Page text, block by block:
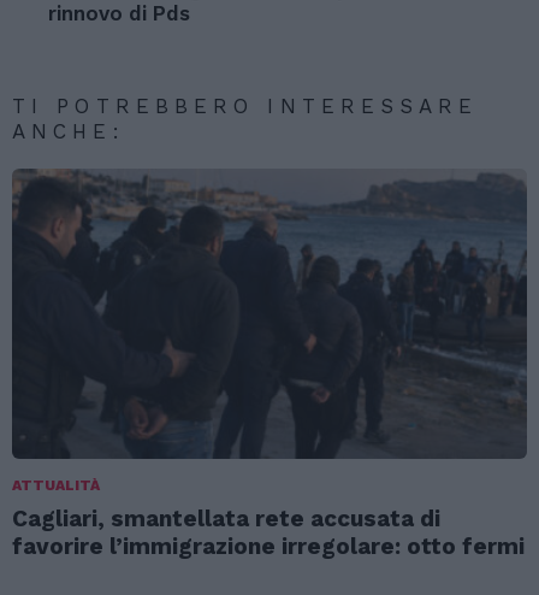
rinnovo di Pds
TI POTREBBERO INTERESSARE
ANCHE:
ATTUALITÀ
Cagliari, smantellata rete accusata di
favorire l’immigrazione irregolare: otto fermi